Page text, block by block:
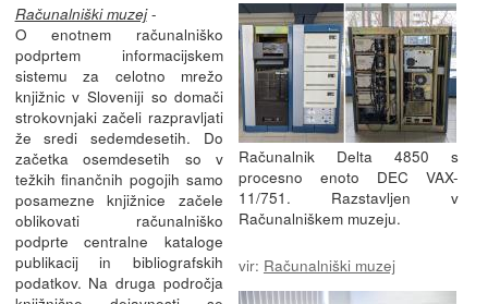
Računalnik Delta 4850 s
procesno enoto DEC VAX-
11/751. Razstavljen v
Računalniškem muzeju.
vir: Računalniški muzej
Računalniški muzej-
O enotnem računalniško
podprtem informacijskem
sistemu za celotno mrežo
knjižnic v Sloveniji so domači
strokovnjaki začeli razpravljati
že sredi sedemdesetih. Do
začetka osemdesetih so v
težkih finančnih pogojih samo
posamezne knjižnice začele
oblikovati računalniško
podprte centralne kataloge
publikacij in bibliografskih
podatkov. Na druga področja